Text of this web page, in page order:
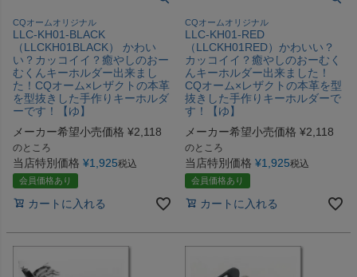
CQオームオリジナル
LLC-KH01-BLACK
（LLCKH01BLACK） かわい
い？カッコイイ？癒やしのおー
むくんキーホルダー出来まし
た！CQオーム×レザクトの本革
を型抜きした手作りキーホルダ
ーです！【ゆ】
メーカー希望小売価格 ¥2,118
のところ
当店特別価格 ¥1,925税込
会員価格あり
カートに入れる
CQオームオリジナル
LLC-KH01-RED
（LLCKH01RED）かわいい？
カッコイイ？癒やしのおーむく
んキーホルダー出来ました！
CQオーム×レザクトの本革を型
抜きした手作りキーホルダーで
す！【ゆ】
メーカー希望小売価格 ¥2,118
のところ
当店特別価格 ¥1,925税込
会員価格あり
カートに入れる